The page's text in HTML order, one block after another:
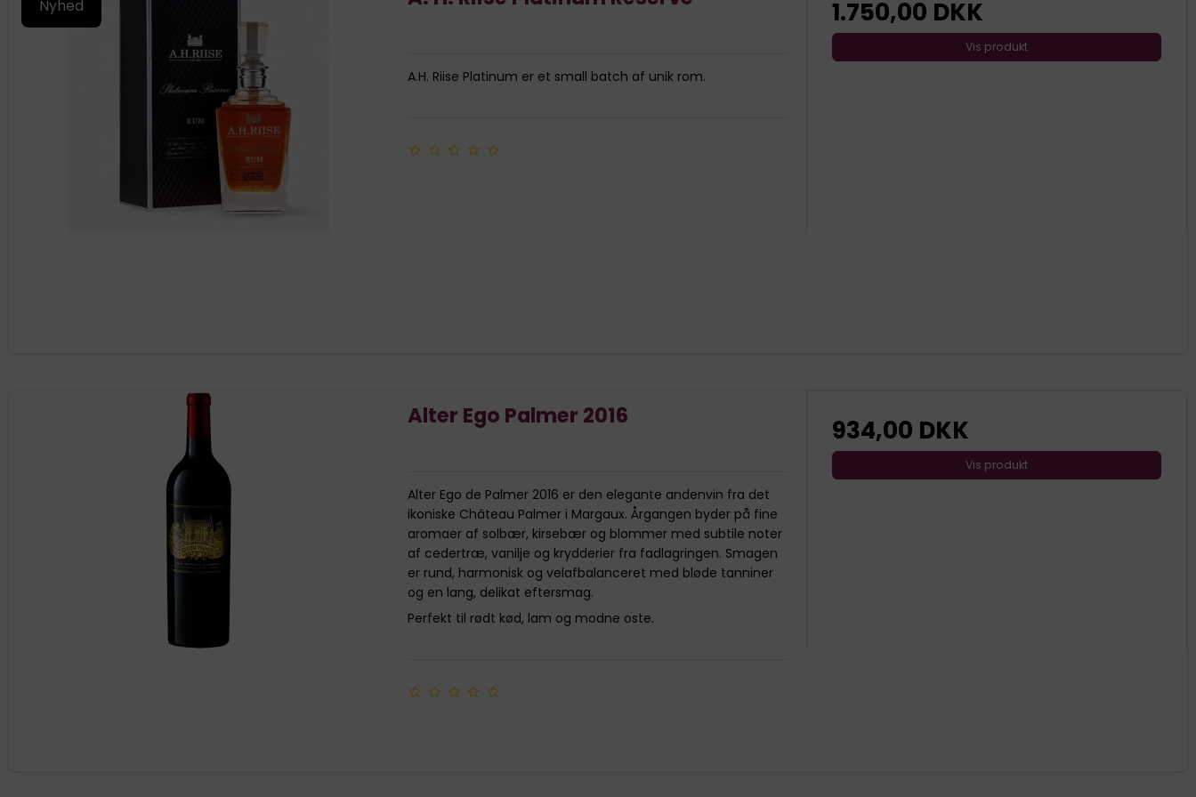
Nyhed
A.H. Riise Platinum er et small batch af unik rom.
1.750,00 DKK
Vis produkt
Alter Ego Palmer 2016
Alter Ego de Palmer 2016 er den elegante andenvin fra det
ikoniske Château Palmer i Margaux. Årgangen byder på fine
aromaer af solbær, kirsebær og blommer med subtile noter
af cedertræ, vanilje og krydderier fra fadlagringen. Smagen
er rund, harmonisk og velafbalanceret med bløde tanniner
og en lang, delikat eftersmag.
Perfekt til rødt kød, lam og modne oste.
934,00 DKK
Vis produkt